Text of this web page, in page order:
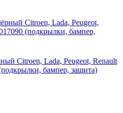
Citroen, Lada, Peugeot, Renault
бампер, защита)